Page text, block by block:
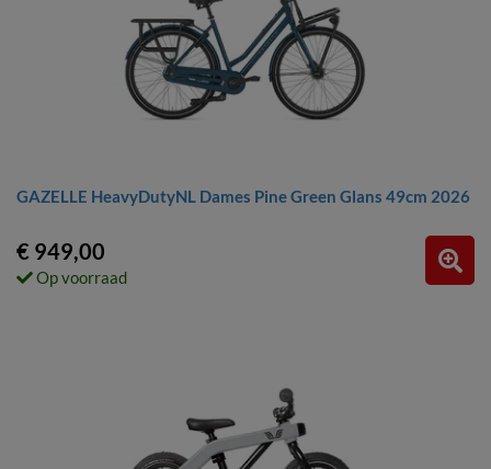
GAZELLE HeavyDutyNL Dames Pine Green Glans 49cm 2026
€ 949,00
Op voorraad